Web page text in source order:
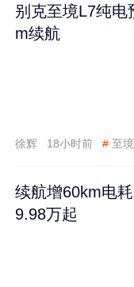
别克至境L7纯电
m续航
徐辉 18小时前 # 至
续航增60km电
9.98万起